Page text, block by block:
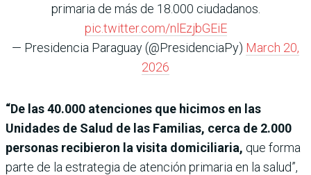
primaria de más de 18.000 ciudadanos.
pic.twitter.com/nlEzjbGEiE
— Presidencia Paraguay (@PresidenciaPy) March 20,
2026
“De las 40.000 atenciones que hicimos en las
Unidades de Salud de las Familias, cerca de 2.000
personas recibieron la visita domiciliaria, que forma
parte de la estrategia de atención primaria en la salud”,